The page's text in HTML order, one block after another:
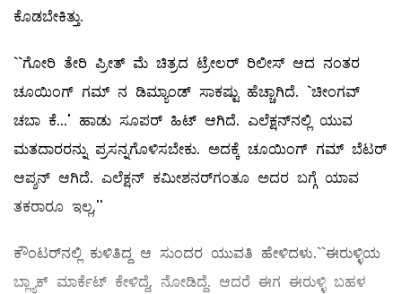
ಕೊಡಬೇಕಿತ್ತು.
``ಗೋರಿ ತೇರಿ ಪ್ರೀತ್‌ ಮೆ ಚಿತ್ರದ ಟ್ರೇಲರ್‌ ರಿಲೀಸ್‌ ಆದ ನಂತರ
ಚೂಯಿಂಗ್‌ ಗಮ್ ನ ಡಿಮ್ಯಾಂಡ್‌ ಸಾಕಷ್ಟು ಹೆಚ್ಚಾಗಿದೆ. `ಚೀಂಗವ್‌
ಚಬಾ ಕೆ...' ಹಾಡು ಸೂಪರ್‌ ಹಿಟ್‌ ಆಗಿದೆ. ಎಲೆಕ್ಷನ್‌ನಲ್ಲಿ ಯುವ
ಮತದಾರರನ್ನು ಪ್ರಸನ್ನಗೊಳಿಸಬೇಕು. ಅದಕ್ಕೆ ಚೂಯಿಂಗ್‌ ಗಮ್ ಬೆಟರ್‌
ಆಪ್ಶನ್‌ ಆಗಿದೆ. ಎಲೆಕ್ಷನ್‌ ಕಮೀಶನರ್‌ಗಂತೂ ಅದರ ಬಗ್ಗೆ ಯಾವ
ತಕರಾರೂ ಇಲ್ಲ,''
ಕೌಂಟರ್‌ನಲ್ಲಿ ಕುಳಿತಿದ್ದ ಆ ಸುಂದರ ಯುವತಿ ಹೇಳಿದಳು.``ಈರುಳ್ಳಿಯ
ಬ್ಲ್ಯಾಕ್‌ ಮಾರ್ಕೆಟ್‌ ಕೇಳಿದ್ದೆ, ನೋಡಿದ್ದೆ. ಆದರೆ ಈಗ ಈರುಳ್ಳಿ ಬಹಳ